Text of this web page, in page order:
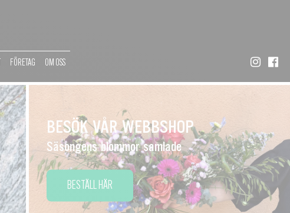
FÖRETAG OM OSS
BESÖK VÅR WEBBSHOP
Säsongens blommor samlade
BESTÄLL HÄR